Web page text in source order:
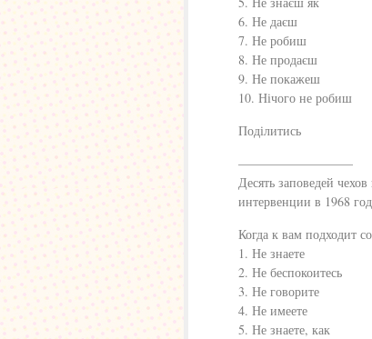
6. Не даєш
7. Не робиш
8. Не продаєш
9. Не покажеш
10. Нічого не робиш
Поділитись
—————————
Десять заповедей
интервенции в 1968
Когда к вам подходит
1. Не знаете
2. Не беспокоитесь
3. Не говорите
4. Не имеете
5. Не знаете, как